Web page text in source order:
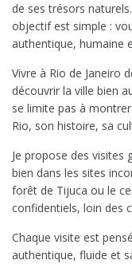
de ses trésors
objectif est simple :
authentique, humaine
Vivre à Rio de Janeiro
découvrir la ville bien
se limite pas à
Rio, son histoire, sa
Je propose des visites
bien dans les sites
forêt de Tijuca ou le
confidentiels, loin des
Chaque visite est
authentique, fluide et